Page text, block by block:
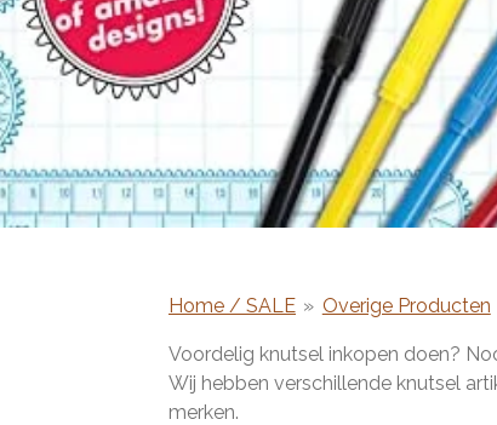
Home / SALE » Overige Producten
Voordelig knutsel inkopen doen?
Wij hebben verschillende knutsel
merken.